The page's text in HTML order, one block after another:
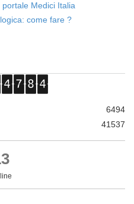
Medici Italia
come fare ?
6494
41537